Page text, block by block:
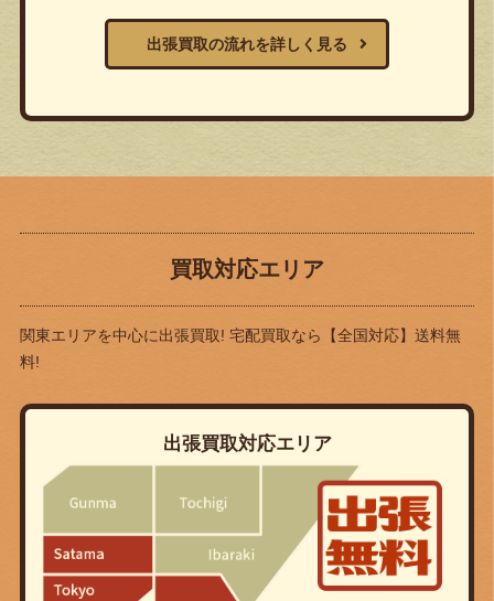
出張買取の流れを詳しく見る
買取対応エリア
関東エリアを中心に出張買取! 宅配買取なら
【全国対応】送料無
料!
出張買取対応エリア